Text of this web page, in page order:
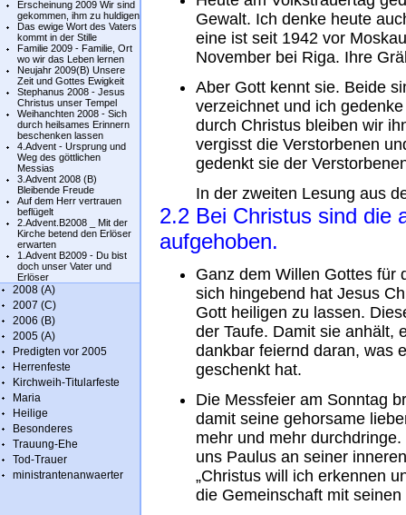
Erscheinung 2009 Wir sind
gekommen, ihm zu huldigen
Das ewige Wort des Vaters
kommt in der Stille
Familie 2009 - Familie, Ort
wo wir das Leben lernen
Neujahr 2009(B) Unsere
Zeit und Gottes Ewigkeit
Stephanus 2008 - Jesus
Christus unser Tempel
Weihanchten 2008 - Sich
durch heilsames Erinnern
beschenken lassen
4.Advent - Ursprung und
Weg des göttlichen
Messias
3.Advent 2008 (B)
Bleibende Freude
Auf dem Herr vertrauen
beflügelt
2.Advent.B2008 _ Mit der
Kirche betend den Erlöser
erwarten
1.Advent B2009 - Du bist
doch unser Vater und
Erlöser
2008 (A)
2007 (C)
2006 (B)
2005 (A)
Predigten vor 2005
Herrenfeste
Kirchweih-Titularfeste
Maria
Heilige
Besonderes
Trauung-Ehe
Tod-Trauer
ministrantenanwaerter
Gewalt. Ich denke heute
eine ist seit 1942 vor
November bei Riga. Ihre
Aber Gott kennt sie. Beide
verzeichnet und ich
durch Christus bleiben wir
vergisst die Verstorbenen
gedenkt sie der
In der zweiten Lesung aus
2.2 Bei Christus sind die
aufgehoben.
Ganz dem Willen Gottes für
sich hingebend hat Jesus
Gott heiligen zu lassen.
der Taufe. Damit sie anhält,
dankbar feiernd daran, was
geschenkt hat.
Die Messfeier am Sonntag
damit seine gehorsame
mehr und mehr
uns Paulus an seiner
„Christus will ich erkennen
die Gemeinschaft mit